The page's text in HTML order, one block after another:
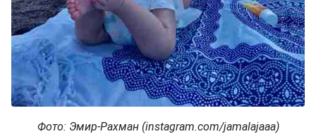
Фото: Эмир-Рахман (instagram.com/jamalajaaa)